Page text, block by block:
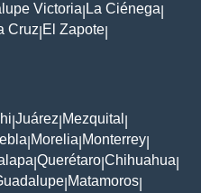
Victoria La Ciénega
Cruz El Zapote
Juárez Mezquital
Morelia Monterrey
Querétaro Chihuahua
Matamoros